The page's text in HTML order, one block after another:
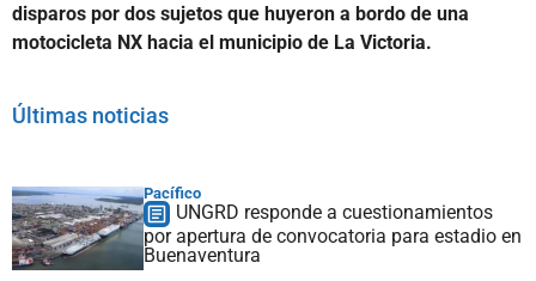
disparos por dos sujetos que huyeron a bordo de una
motocicleta NX hacia el municipio de La Victoria.
Últimas noticias
Pacífico
UNGRD responde a cuestionamientos
por apertura de convocatoria para estadio en
Buenaventura